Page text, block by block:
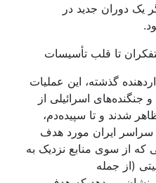
یک دوران جدید در
تا قلب تأسیسات
گذشته، این عملیات
و جنگنده‌های اسرائیلی از
شدند و تا سپیده‌دم،
را در سراسر ایران مورد هدف
که از سوی منابع نزدیک به
(از جمله